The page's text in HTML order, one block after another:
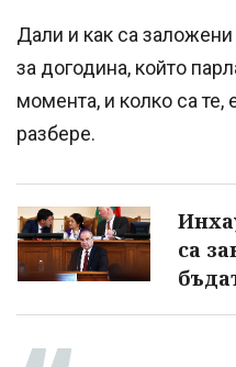
Дали и как са
за догодина, който
момента, и колко са
разбере.
са